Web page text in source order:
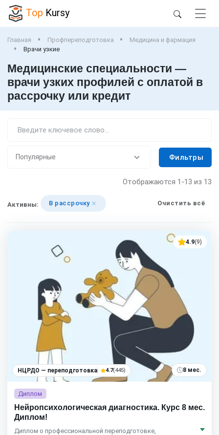
Top Kursy
Главная Профпереподготовка
Медицина и фармация
Врачи узкие
Медицинские специальности —
врачи узких профилей с оплатой в
рассрочку или кредит
Фильтры
Отображаются 1-13 из 13
Активны: В рассрочку Очистить всё
4.9(9)
НЦРДО — переподготовка 4.7(445) 8 мес.
Диплом
Нейропсихологическая диагностика. Курс 8 мес.
Диплом!
Диплом о профессиональной переподготовке,